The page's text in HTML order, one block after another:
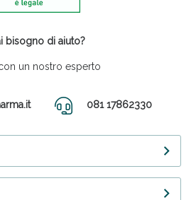
bisogno di aiuto?
un nostro esperto
081 17862330